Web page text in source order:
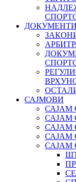
ДОКУМЕНТИ
САЈМОВИ
САЈАМ
САЈАМ
САЈАМ
САЈАМ
САЈАМ